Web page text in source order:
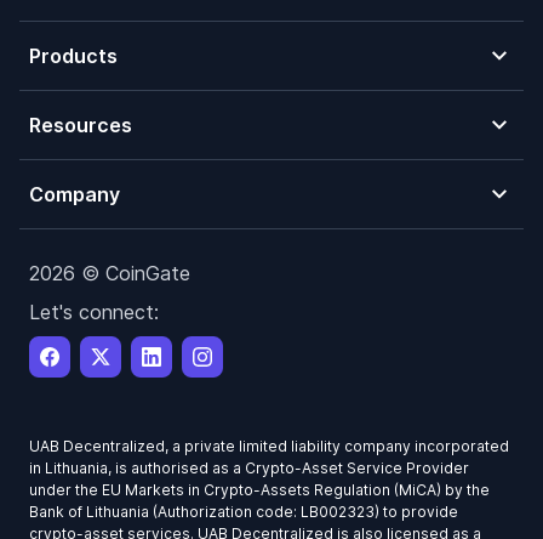
Products
Resources
Company
2026 © CoinGate
Let's connect:
UAB Decentralized, a private limited liability company incorporated
in Lithuania, is authorised as a Crypto-Asset Service Provider
under the EU Markets in Crypto-Assets Regulation (MiCA) by the
Bank of Lithuania (Authorization code: LB002323) to provide
crypto-asset services. UAB Decentralized is also licensed as a